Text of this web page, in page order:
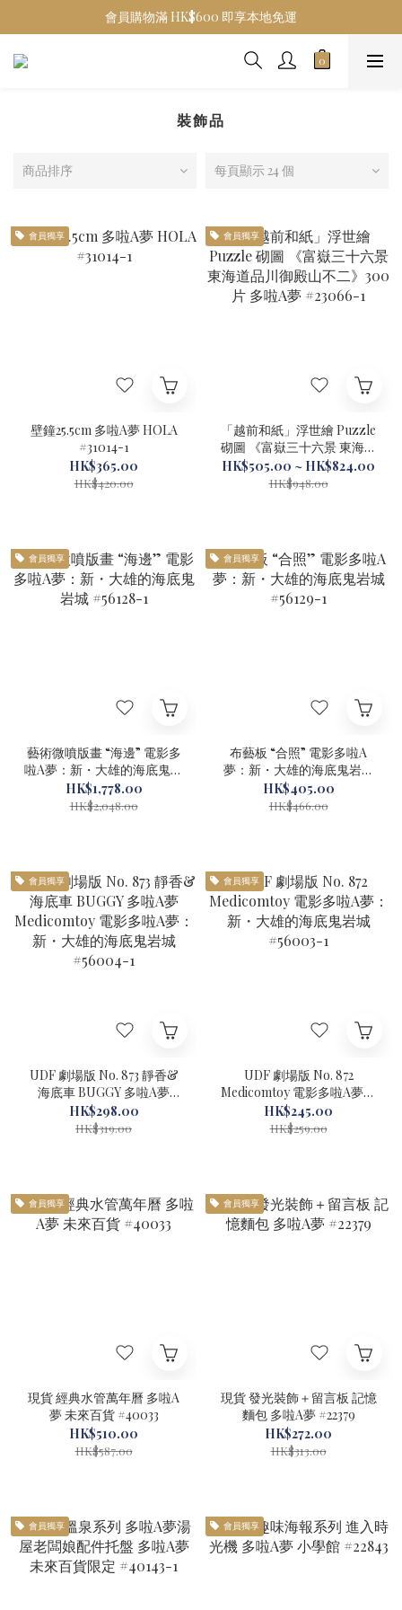
會員購物滿 HK$600 即享本地免運
裝飾品
商品排序 每頁顯示 24 個
會員獨享
壁鐘25.5cm 多啦A夢 HOLA
#31014-1
HK$365.00
HK$420.00
會員獨享
「越前和紙」浮世繪 Puzzle
砌圖 《富嶽三十六景 東海道
品川御殿山不二》300片 多
啦A夢 #23066-1
HK$505.00 ~ HK$824.00
HK$948.00
會員獨享
藝術微噴版畫 “海邊” 電影多
啦A夢：新・大雄的海底鬼岩
城 #56128-1
HK$1,778.00
HK$2,048.00
會員獨享
布藝板 “合照” 電影多啦A
夢：新・大雄的海底鬼岩城
#56129-1
HK$405.00
HK$466.00
會員獨享
UDF 劇場版 No. 873 靜香&
海底車 BUGGY 多啦A夢
Medicomtoy 電影多啦A夢：
新・大雄的海底鬼岩城
HK$298.00
HK$319.00
會員獨享
UDF 劇場版 No. 872
Medicomtoy 電影多啦A夢：
新・大雄的海底鬼岩城
#56003-1
HK$245.00
HK$259.00
會員獨享
現貨 經典水管萬年曆 多啦A
夢 未來百貨 #40033
HK$510.00
HK$587.00
會員獨享
現貨 發光裝飾＋留言板 記憶
麵包 多啦A夢 #22379
HK$272.00
HK$313.00
會員獨享 會員獨享